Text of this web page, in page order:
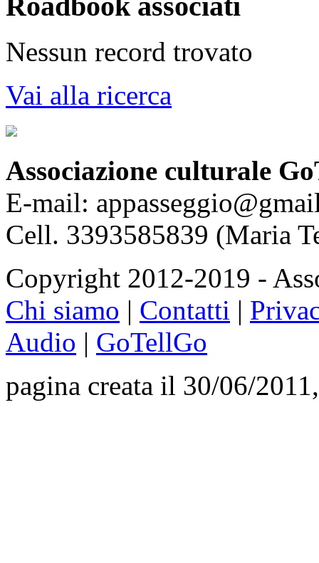
Nessun record trovato
Vai alla ricerca
Associazione culturale
E-mail:
Cell. 3393585839 (Maria
Copyright 2012-2019 -
Chi siamo | Contatti |
Audio | GoTellGo
pagina creata il 30/06/